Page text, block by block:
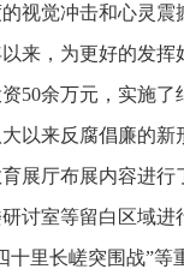
视觉冲击和心灵震
来，为更好的发挥
50余万元，实施了
以来反腐倡廉的新
展厅布展内容进行
讨室等留白区域进
十里长嵯突围战”等